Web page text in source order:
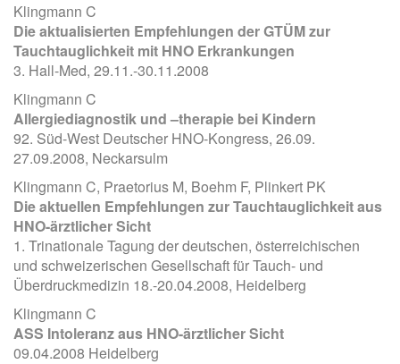
Klingmann C
Die aktualisierten Empfehlungen der GTÜM zur
Tauchtauglichkeit mit HNO Erkrankungen
3. Hall-Med, 29.11.-30.11.2008
Klingmann C
Allergiediagnostik und –therapie bei Kindern
92. Süd-West Deutscher HNO-Kongress, 26.09.
27.09.2008, Neckarsulm
Klingmann C, Praetorius M, Boehm F, Plinkert PK
Die aktuellen Empfehlungen zur Tauchtauglichkeit aus
HNO-ärztlicher Sicht
1. Trinationale Tagung der deutschen, österreichischen
und schweizerischen Gesellschaft für Tauch- und
Überdruckmedizin 18.-20.04.2008, Heidelberg
Klingmann C
ASS Intoleranz aus HNO-ärztlicher Sicht
09.04.2008 Heidelberg